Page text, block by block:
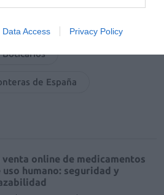
Data Access Privacy Policy
Boticarios
de España
venta online de medicamentos
uso humano: seguridad y